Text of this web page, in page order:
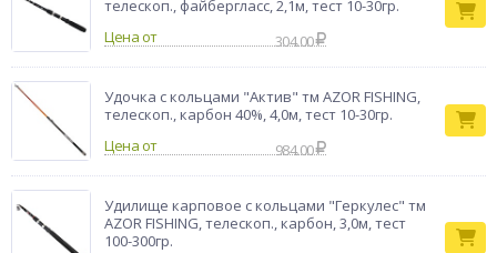
телескоп., файбергласс, 2,1м, тест 10-30гр.
Цена от
304.00
Удочка с кольцами "Актив" тм AZOR FISHING,
телескоп., карбон 40%, 4,0м, тест 10-30гр.
Цена от
984.00
Удилище карповое с кольцами "Геркулес" тм
AZOR FISHING, телескоп., карбон, 3,0м, тест
100-300гр.